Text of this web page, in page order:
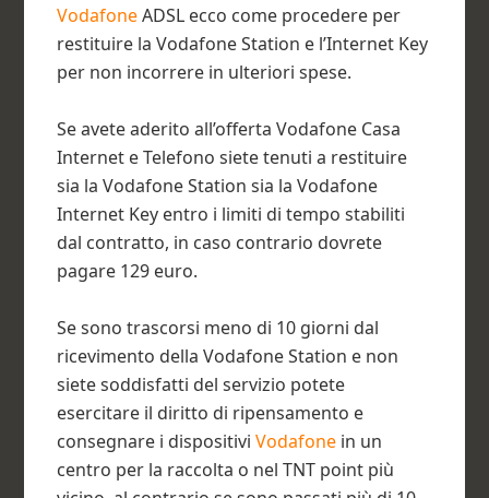
VodafoneADSL ecco come procedere per
restituire la Vodafone Station e l’Internet Key
per non incorrere in ulteriori spese.
Se avete aderito all’offerta Vodafone Casa
Internet e Telefono siete tenuti a restituire
sia la Vodafone Station sia la Vodafone
Internet Key entro i limiti di tempo stabiliti
dal contratto, in caso contrario dovrete
pagare 129 euro.
Se sono trascorsi meno di 10 giorni dal
ricevimento della Vodafone Station e non
siete soddisfatti del servizio potete
esercitare il diritto di ripensamento e
consegnare i dispositiviVodafone in un
centro per la raccolta o nel TNT point più